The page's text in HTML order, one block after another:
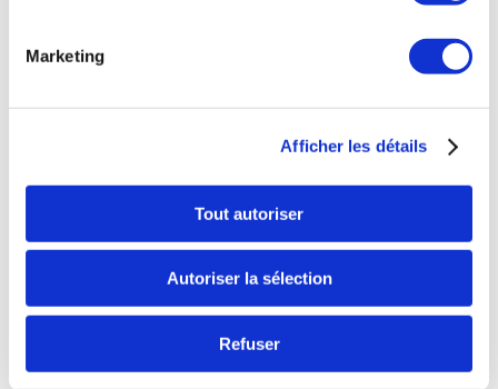
Marketing
Afficher les détails
Tout autoriser
Autoriser la sélection
Refuser